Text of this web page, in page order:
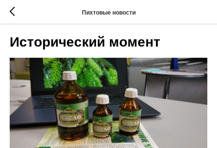
Пихтовые новости
Исторический момент